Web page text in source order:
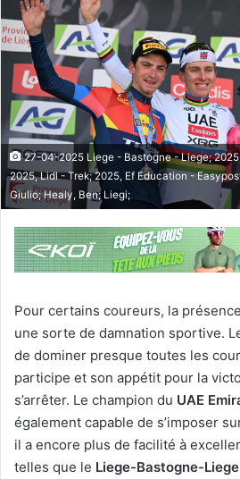
27-04-2025 Liege - Bastogne - Liege;
2025, Lidl - Trek; 2025, Ef Education -
Giulio; Healy, Ben; Liegi;
Pour certains coureurs, la
une sorte de damnation sportive.
de dominer presque toutes les
participe et son appétit pour la
s’arrêter. Le champion du UAE
également capable de s’imposer
il a encore plus de facilité à
telles que le Liege-Bastogne-Liege